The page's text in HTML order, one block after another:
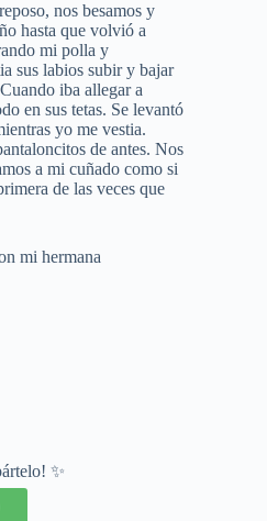
nos besamos y
hasta que volvió a
mi polla y
sus labios subir y bajar
iba allegar a
en sus tetas. Se levantó
yo me vestia.
de antes. Nos
a mi cuñado como si
de las veces que
✨